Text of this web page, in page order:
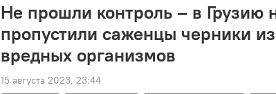
Не прошли контроль – в Грузию
пропустили саженцы черники
вредных организмов
15 августа 2023, 23:44